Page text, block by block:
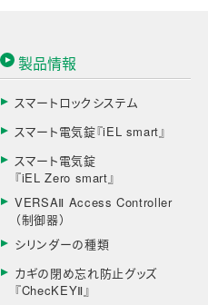
製品情報
スマートロックシステム
スマート電気錠『iEL smart』
スマート電気錠
『iEL Zero smart』
VERSAⅡ Access Controller
（制御器）
シリンダーの種類
カギの閉め忘れ防止グッズ
『ChecKEYⅡ』